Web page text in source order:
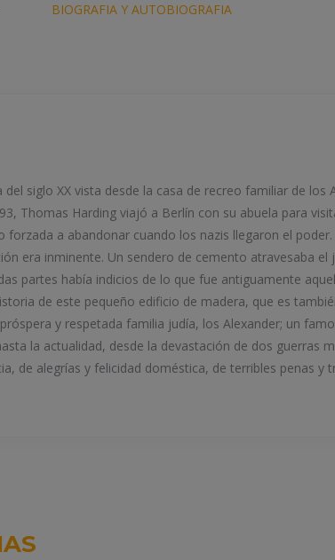
BIOGRAFIA Y AUTOBIOGRAFIA
siglo XX vista desde la casa de recreo familiar de los
Thomas Harding viajó a Berlín con su abuela para
a abandonar cuando los nazis llegaron el
era inminente. Un sendero de cemento atravesaba el
partes había indicios de lo que fue antiguamente
de este pequeño edificio de madera, que es
y respetada familia judía, los Alexander; un
la actualidad, desde la devastación de dos guerras
de alegrías y felicidad doméstica, de terribles penas y